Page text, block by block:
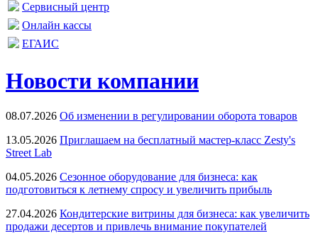
Сервисный центр
Онлайн кассы
ЕГАИС
Новости компании
08.07.2026 Об изменении в регулировании оборота товаров
13.05.2026 Приглашаем на бесплатный мастер-класс Zesty's
Street Lab
04.05.2026 Сезонное оборудование для бизнеса: как
подготовиться к летнему спросу и увеличить прибыль
27.04.2026 Кондитерские витрины для бизнеса: как увеличить
продажи десертов и привлечь внимание покупателей